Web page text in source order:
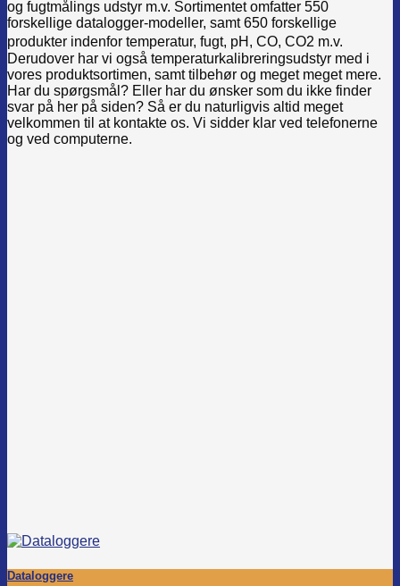
og fugtmålings udstyr m.v. Sortimentet omfatter 550
forskellige datalogger-modeller, samt 650 forskellige
produkter indenfor temperatur, fugt, pH, CO, CO2 m.v.
Derudover har vi også temperaturkalibreringsudstyr med i
vores produktsortimen, samt tilbehør og meget meget mere.
Har du spørgsmål? Eller har du ønsker som du ikke finder
svar på her på siden? Så er du naturligvis altid meget
velkommen til at kontakte os. Vi sidder klar ved telefonerne
og ved computerne.
Dataloggere